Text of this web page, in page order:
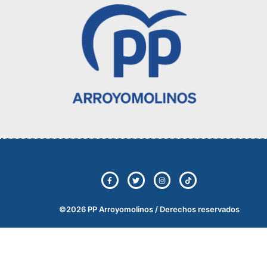
©2026 PP Arroyomolinos / Derechos reservados